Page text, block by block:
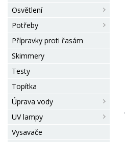
Osvětlení
Potřeby
Přípravky proti řasám
Skimmery
Testy
Topítka
Úprava vody
UV lampy
Vysavače